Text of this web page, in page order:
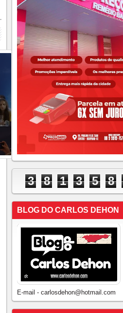
3 8 1 3 5 8
BLOG DO CARLOS DEHON
E-mail - carlosdehon@hotmail.com